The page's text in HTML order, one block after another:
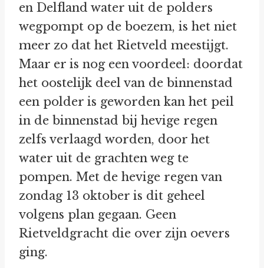
en Delfland water uit de polders
wegpompt op de boezem, is het niet
meer zo dat het Rietveld meestijgt.
Maar er is nog een voordeel: doordat
het oostelijk deel van de binnenstad
een polder is geworden kan het peil
in de binnenstad bij hevige regen
zelfs verlaagd worden, door het
water uit de grachten weg te
pompen. Met de hevige regen van
zondag 13 oktober is dit geheel
volgens plan gegaan. Geen
Rietveldgracht die over zijn oevers
ging.